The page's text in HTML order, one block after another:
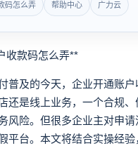
码怎么弄 帮助中心 广力云
款码怎么弄**
及的今天，企业开通账户
还是线上业务，一个合规
风险。但很多企业主对申
平台。本文将结合实操经